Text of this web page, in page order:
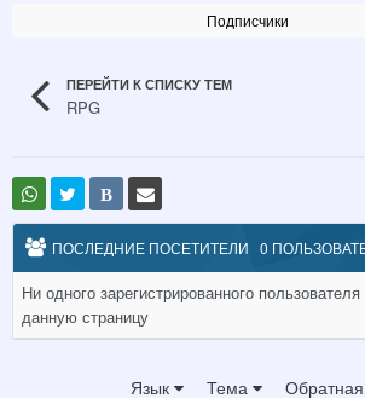
Подписчики
ПЕРЕЙТИ К СПИСКУ ТЕМ
RPG
В
ПОСЛЕДНИЕ ПОСЕТИТЕЛИ 0
Ни одного зарегистрированного
данную страницу
Язык Тема Обратная